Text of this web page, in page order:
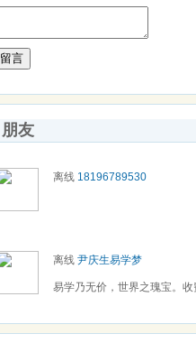
留言
朋友
离线 18196789530
离线 尹庆生易学梦
易学乃无价，世界之瑰宝。